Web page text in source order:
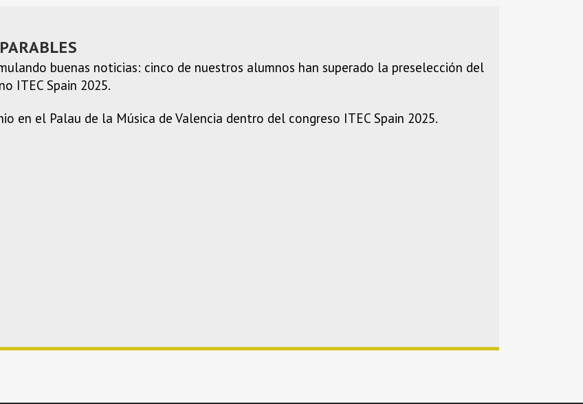
buenas noticias: cinco de nuestros alumnos han superado la preselección del
ITEC Spain 2025.
en el Palau de la Música de Valencia dentro del congreso ITEC Spain 2025.